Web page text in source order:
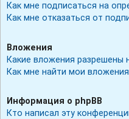
Как мне подписаться на
Как мне отказаться от
Вложения
Какие вложения разрешены
Как мне найти мои
Информация о phpBB
Кто написал эту